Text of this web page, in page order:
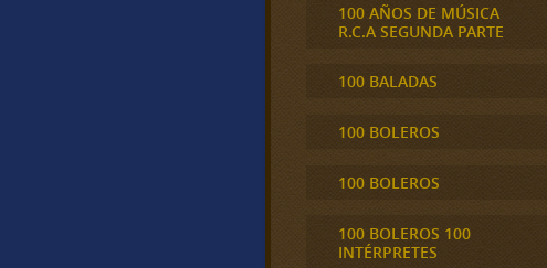
100 AÑOS DE MÚSICA
R.C.A SEGUNDA PARTE
100 BALADAS
100 BOLEROS
100 BOLEROS
100 BOLEROS 100
INTÉRPRETES